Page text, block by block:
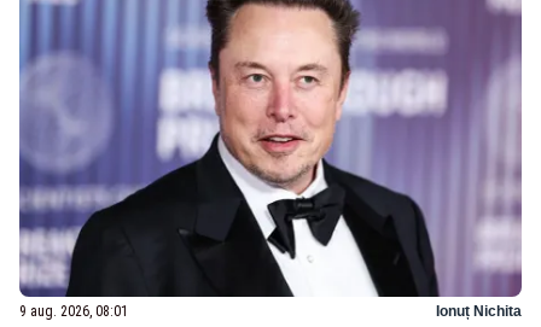
9 aug. 2026, 08:01 Ionuț Nichita